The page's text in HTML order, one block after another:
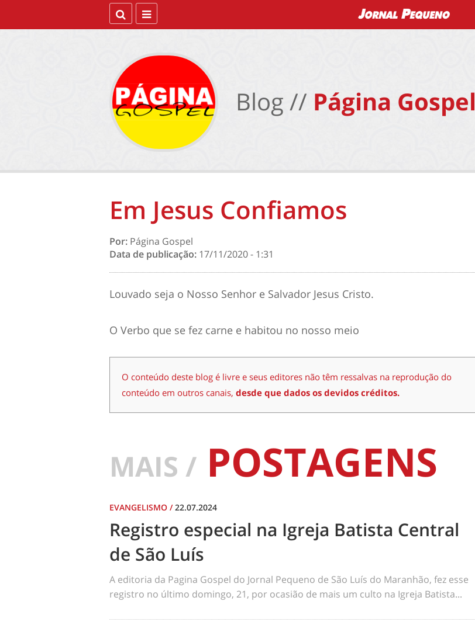
Blog // Página Gospel
Em Jesus Confiamos
Por: Página Gospel
Data de publicação: 17/11/2020 - 1:31
Louvado seja o Nosso Senhor e Salvador Jesus Cristo.
O Verbo que se fez carne e habitou no nosso meio
O conteúdo deste blog é livre e seus editores não têm ressalvas na reprodução do
conteúdo em outros canais, desde que dados os devidos créditos.
MAIS / POSTAGENS
EVANGELISMO /22.07.2024
Registro especial na Igreja Batista Central
de São Luís
A editoria da Pagina Gospel do Jornal Pequeno de São Luís do Maranhão, fez esse
registro no último domingo, 21, por ocasião de mais um culto na Igreja Batista...